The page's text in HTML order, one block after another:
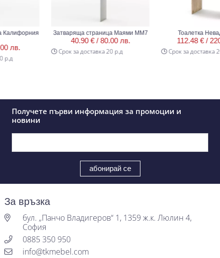
Затваряща страница Маями ММ7
40.90 € /80.00 лв.
Срок за доставка 20 р.д
Тоалетка
112.48 € /
Срок за доставка 20
Получете първи информация за промоции и
новини
За връзка
бул. „Панчо Владигеров“ 1, 1359 ж.к. Люлин 4,
София
0885 350 950
info@tkmebel.com